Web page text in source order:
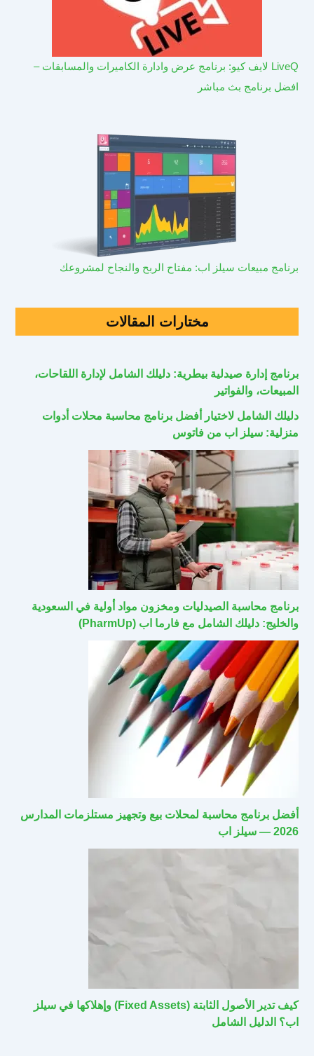
LiveQ لايف كيو: برنامج عرض وادارة الكاميرات والمسابقات –
افضل برنامج بث مباشر
برنامج مبيعات سيلز اب: مفتاح الربح والنجاح لمشروعك
مختارات المقالات
برنامج إدارة صيدلية بيطرية: دليلك الشامل لإدارة اللقاحات،
المبيعات، والفواتير
دليلك الشامل لاختيار أفضل برنامج محاسبة محلات أدوات
منزلية: سيلز اب من فاتوس
برنامج محاسبة الصيدليات ومخزون مواد أولية في السعودية
والخليج: دليلك الشامل مع فارما اب (PharmUp)
أفضل برنامج محاسبة لمحلات بيع وتجهيز مستلزمات المدارس
2026 — سيلز اب
كيف تدير الأصول الثابتة (Fixed Assets) وإهلاكها في سيلز
اب؟ الدليل الشامل